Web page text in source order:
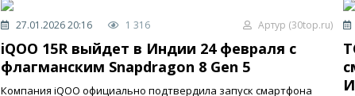
27.01.2026 20:16 1 316 Артур (30top.ru)
iQOO 15R выйдет в Индии 24 февраля с
флагманским Snapdragon 8 Gen 5
Компания iQOO официально подтвердила запуск смартфона